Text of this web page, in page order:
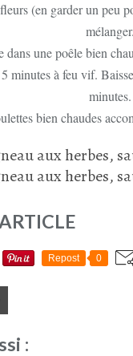
(en garder un peu
mélanger.
dans une poêle bien
minutes à feu vif.
minutes.
bien chaudes
Repost 0
: